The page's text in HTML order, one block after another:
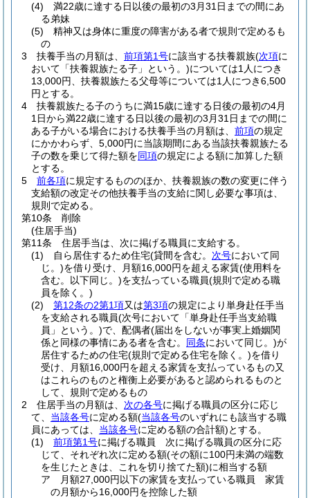
(4)
満22歳に達する日以後の最初の3月31日までの間にあ
る弟妹
(5)
精神又は身体に重度の障害がある者で規則で定めるも
の
3
扶養手当の月額は、 前項第1号に該当する扶養親族(次項に
おいて「扶養親族たる子」という。)については1人につき
13,000円、扶養親族たる父母等については1人につき6,500
円とする。
4
扶養親族たる子のうちに満15歳に達する日後の最初の4月
1日から満22歳に達する日以後の最初の3月31日までの間に
ある子がいる場合における扶養手当の月額は、 前項の規定
にかかわらず、5,000円に当該期間にある当該扶養親族たる
子の数を乗じて得た額を同項の規定による額に加算した額
とする。
5
前各項に規定するもののほか、扶養親族の数の変更に伴う
支給額の改定その他扶養手当の支給に関し必要な事項は、
規則で定める。
第10条
削除
(住居手当)
第11条
住居手当は、次に掲げる職員に支給する。
(1)
自ら居住するため住宅(貸間を含む。 次号において同
じ。)を借り受け、月額16,000円を超える家賃(使用料を
含む。以下同じ。)を支払っている職員(規則で定める職
員を除く。)
(2)
第12条の2第1項又は第3項の規定により単身赴任手当
を支給される職員(次号において「単身赴任手当支給職
員」という。)で、配偶者(届出をしないが事実上婚姻関
係と同様の事情にある者を含む。 同条において同じ。)が
居住するための住宅(規則で定める住宅を除く。)を借り
受け、月額16,000円を超える家賃を支払っているもの又
はこれらのものと権衡上必要があると認められるものと
して、規則で定めるもの
2
住居手当の月額は、 次の各号に掲げる職員の区分に応じ
て、 当該各号に定める額(当該各号のいずれにも該当する職
員にあっては、 当該各号に定める額の合計額)とする。
(1)
前項第1号に掲げる職員 次に掲げる職員の区分に応
じて、それぞれ次に定める額(その額に100円未満の端数
を生じたときは、これを切り捨てた額)に相当する額
ア
月額27,000円以下の家賃を支払っている職員 家賃
の月額から16,000円を控除した額